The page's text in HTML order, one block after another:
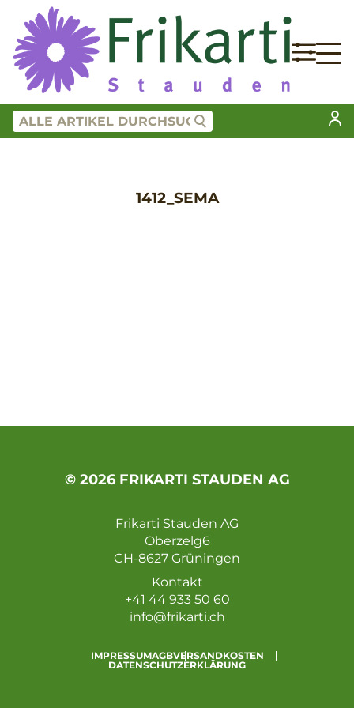
1412_SEMA
© 2026 FRIKARTI STAUDEN AG
Frikarti Stauden AG
Oberzelg6
CH-8627 Grüningen
Kontakt
+41 44 933 50 60
info@frikarti.ch
IMPRESSUMAGBVERSANDKOSTEN
DATENSCHUTZERKLÄRUNG